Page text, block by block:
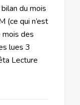
du mois
(ce qui n’est
des
lues 3
Lecture